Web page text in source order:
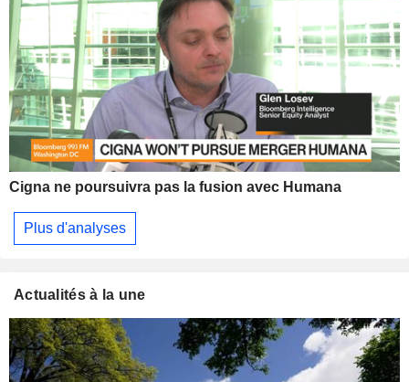
Cigna ne poursuivra pas la fusion avec Humana
Plus d'analyses
Actualités à la une